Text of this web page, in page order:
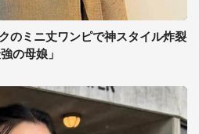
のミニ丈ワンピで神スタイル炸裂
の母娘」